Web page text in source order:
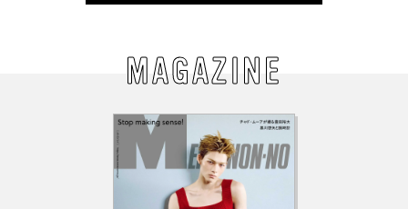
MAGAZINE